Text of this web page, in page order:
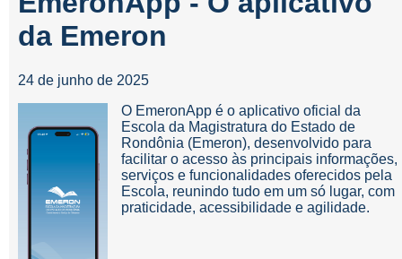
da Emeron
24 de junho de 2025
O EmeronApp é o aplicativo oficial da
Escola da Magistratura do Estado de
Rondônia (Emeron), desenvolvido para
facilitar o acesso às principais informações,
serviços e funcionalidades oferecidos pela
Escola, reunindo tudo em um só lugar, com
praticidade, acessibilidade e agilidade.